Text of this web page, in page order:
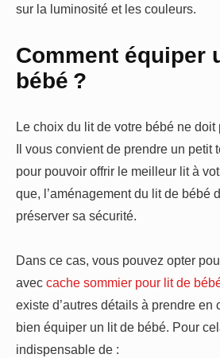
sur la luminosité et les couleurs.
Comment équiper
bébé ?
Le choix du lit de votre bébé ne doit
Il vous convient de prendre un petit
pour pouvoir offrir le meilleur lit à
que, l’aménagement du lit de bébé
préserver sa sécurité.
Dans ce cas, vous pouvez opter
avec cache sommier pour lit de
existe d’autres détails à prendre en
bien équiper un lit de bébé. Pour
indispensable de :